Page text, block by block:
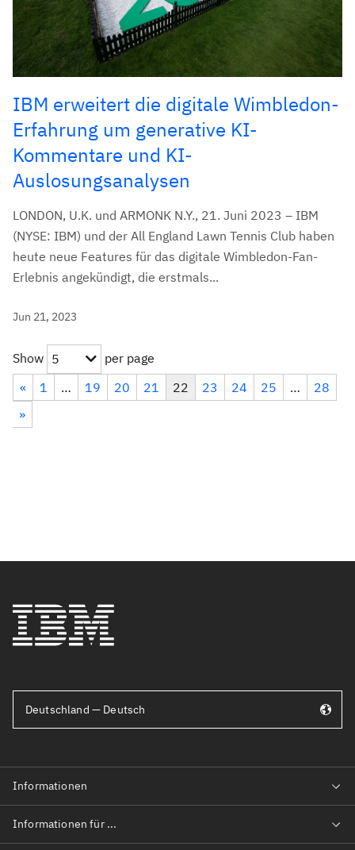
IBM erweitert die digitale Wimbledon-
Erfahrung um generative KI-
Kommentare und KI-
Auslosungsanalysen
LONDON, U.K. und ARMONK N.Y., 21. Juni 2023 – IBM
(NYSE: IBM) und der All England Lawn Tennis Club haben
heute neue Features für das digitale Wimbledon-Fan-
Erlebnis angekündigt, die erstmals...
Jun 21, 2023
Show 5
per page
«
1 … 19 20 21 22 23 24 25 …
28
»
Deutschland — Deutsch